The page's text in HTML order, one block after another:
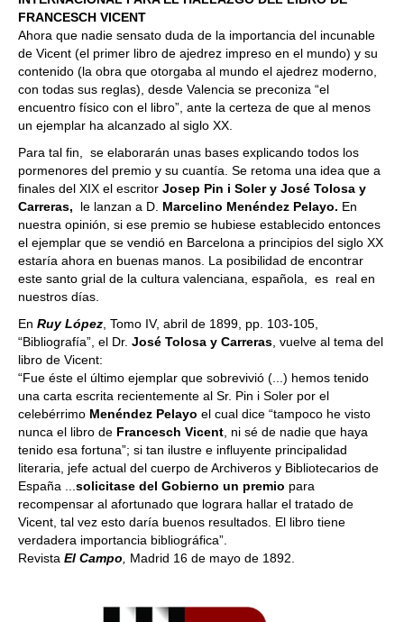
FRANCESCH VICENT
Ahora que nadie sensato duda de la importancia del incunable
de Vicent (el primer libro de ajedrez impreso en el mundo) y su
contenido (la obra que otorgaba al mundo el ajedrez moderno,
con todas sus reglas), desde Valencia se preconiza “el
encuentro físico con el libro”, ante la certeza de que al menos
un ejemplar ha alcanzado al siglo XX.
Para tal fin, se elaborarán unas bases explicando todos los
pormenores del premio y su cuantía. Se retoma una idea que a
finales del XIX el escritor Josep Pin i Soler y José Tolosa y
Carreras,
le lanzan a D. Marcelino Menéndez Pelayo. En
nuestra opinión, si ese premio se hubiese establecido entonces
el ejemplar que se vendió en Barcelona a principios del siglo XX
estaría ahora en buenas manos. La posibilidad de encontrar
este santo grial de la cultura valenciana, española, es real en
nuestros días.
En Ruy López , Tomo IV, abril de 1899, pp. 103-105,
“Bibliografía”, el Dr. José Tolosa y Carreras , vuelve al tema del
libro de Vicent:
“Fue éste el último ejemplar que sobrevivió (...) hemos tenido
una carta escrita recientemente al Sr. Pin i Soler por el
celebérrimo Menéndez Pelayo el cual dice “tampoco he visto
nunca el libro de Francesch Vicent , ni sé de nadie que haya
tenido esa fortuna”; si tan ilustre e influyente principalidad
literaria, jefe actual del cuerpo de Archiveros y Bibliotecarios de
España ... solicitase del Gobierno un premio para
recompensar al afortunado que lograra hallar el tratado de
Vicent, tal vez esto daría buenos resultados. El libro tiene
verdadera importancia bibliográfica”.
Revista El Campo Madrid 16 de mayo de 1892.